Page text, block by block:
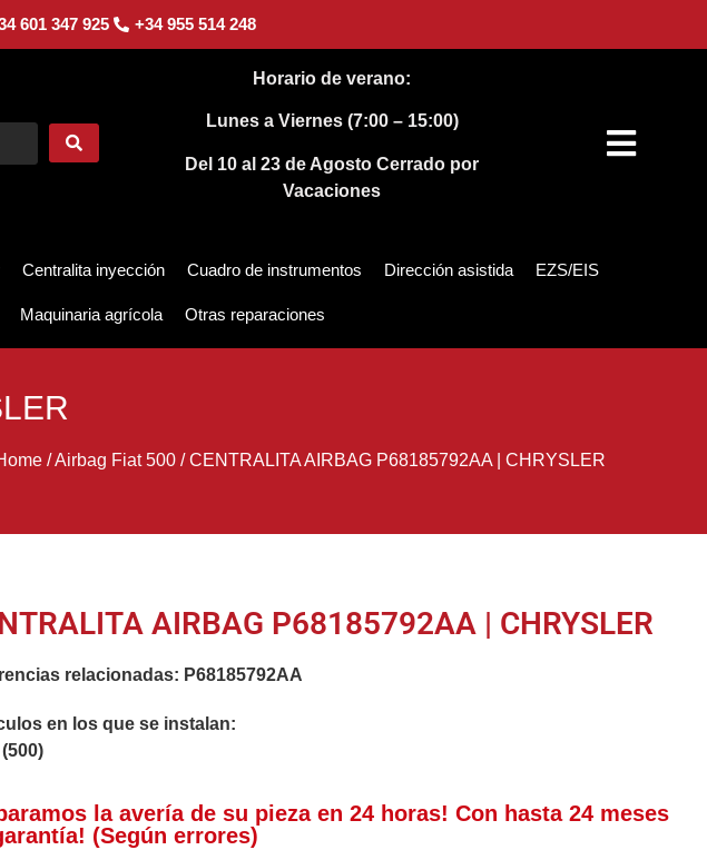
601 347 925 +34 955 514 248
Horario de verano:
Lunes a Viernes (7:00 – 15:00)
Del 10 al 23 de AgostoCerrado por
Vacaciones
Centralita inyección Cuadro de instrumentos Dirección asistida EZS/EIS
Maquinaria agrícola Otras reparaciones
/Airbag Fiat 500/CENTRALITA AIRBAG P68185792AA | CHRYSLER
AIRBAG P68185792AA | CHRYSLER
relacionadas: P68185792AA
en los que se instalan:
(500)
la avería de su pieza en 24 horas! Con hasta 24 meses
(Según errores)